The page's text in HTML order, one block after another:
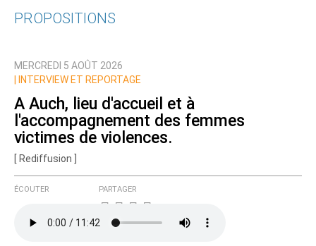
Nom
Courriel (non publié)
Ajoutez votre commentaire ici
PROPOSITIONS
MERCREDI 5 AOÛT 2026
INTERVIEW ET REPORTAGE
A Auch, lieu d'accueil et à
l'accompagnement des femmes
victimes de violences.
[ Rediffusion ]
ÉCOUTER PARTAGER